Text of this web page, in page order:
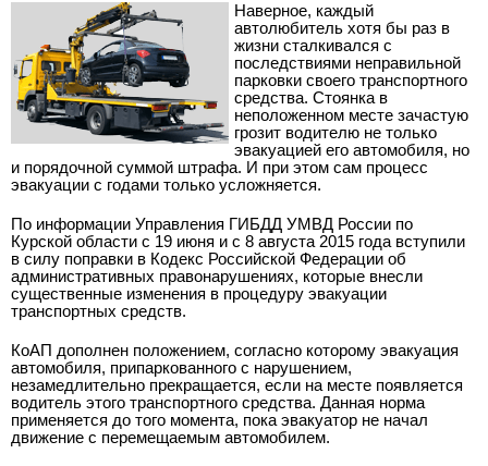
Наверное, каждый
автолюбитель хотя бы раз в
жизни сталкивался с
последствиями неправильной
парковки своего транспортного
средства. Стоянка в
неположенном месте зачастую
грозит водителю не только
эвакуацией его автомобиля, но
и порядочной суммой штрафа. И при этом сам процесс
эвакуации с годами только усложняется.
По информации Управления ГИБДД УМВД России по
Курской области с 19 июня и с 8 августа 2015 года вступили
в силу поправки в Кодекс Российской Федерации об
административных правонарушениях, которые внесли
существенные изменения в процедуру эвакуации
транспортных средств.
КоАП дополнен положением, согласно которому эвакуация
автомобиля, припаркованного с нарушением,
незамедлительно прекращается, если на месте появляется
водитель этого транспортного средства. Данная норма
применяется до того момента, пока эвакуатор не начал
движение с перемещаемым автомобилем.